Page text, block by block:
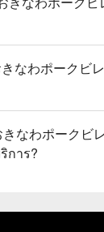
なわポークビ
なわポークビ
การ?